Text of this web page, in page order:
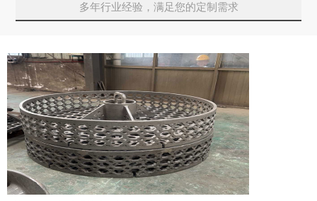
多年行业经验，满足您的定制需求